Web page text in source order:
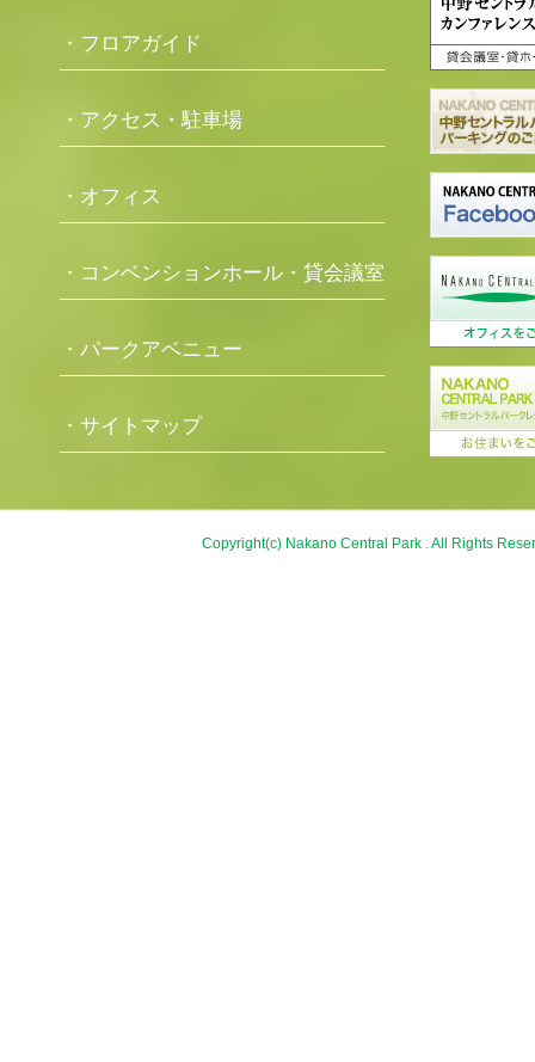
・フロアガイド
・アクセス・駐車場
・オフィス
・コンベンションホール・貸会議室
・パークアベニュー
・サイトマップ
Copyright(c) Nakano Central Park . All Rights